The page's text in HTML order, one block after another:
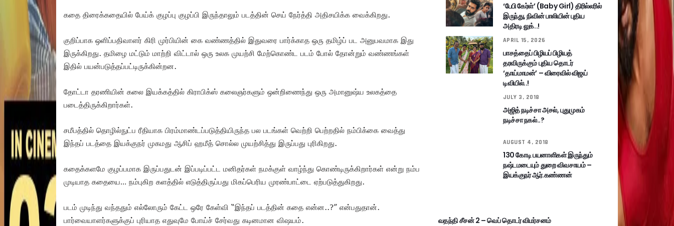
கதை திரைக்கதையில் பேய்க் குழப்பு குழப்பி இருந்தாலும் படத்தின் செய் நேர்த்தி அதிசயிக்க வைக்கிறது.
குறிப்பாக ஒளிப்பதிவாளர் கிரி முர்பியின் கை வண்ணத்தில் இதுவரை பார்க்காத ஒரு தமிழ்ப் பட அனுபவமாக இது
இருக்கிறது. தமிழை மட்டும் மாற்றி விட்டால் ஒரு உலக முயற்சி மேற்கொண்ட படம் போல் தோன்றும் வண்ணங்கள்
இதில் பயன்படுத்தப்பட்டிருக்கின்றன.
தோட்டா தரணியின் கலை இயக்கத்தில் கிராபிக்ஸ் கலைஞர்களும் ஒன்றிணைந்து ஒரு அமானுஷ்ய உலகத்தை
படைத்திருக்கிறார்கள்.
சமீபத்தில் தொழில்நுட்ப ரீதியாக பிரம்மாண்டப்படுத்தியிருந்த பல படங்கள் வெற்றி பெற்றதில் நம்பிக்கை வைத்து
இந்தப் படத்தை இயக்குநர் முகமது ஆசிப் ஹமீத் சொல்ல முயற்சித்து இருப்பது புரிகிறது.
கதைக்களமே குழப்பமாக இருப்பதுடன் இப்படிப்பட்ட மனிதர்கள் நமக்குள் வாழ்ந்து கொண்டிருக்கிறார்கள் என்று நம்ப
முடியாத கதையை… நம்புகிற களத்தில் எடுத்திருப்பது மிகப்பெரிய முரண்பாட்டை ஏற்படுத்துகிறது.
படம் முடிந்து வந்ததும் எல்லோரும் கேட்ட ஒரே கேள்வி “இந்தப் படத்தின் கதை என்ன..?” என்பதுதான்.
பார்வையாளர்களுக்குப் புரியாத எதுவுமே போய்ச் சேர்வது கடினமான விஷயம்.
‘பேபி கேர்ள்’ (Baby Girl) திரில்லரில்
இருந்து, நிவின் பாலியின் புதிய
அதிரடி லுக்..!
APRIL 15, 2026
பாசத்தைப் பிழியப் பிழியத்
தரவிருக்கும் புதிய தொடர்
‘தாய்மாமன்’ – விரைவில் விஜய்
டிவியில்..!
JULY 3, 2018
அஜித் நடிச்சா அசல், புதுமுகம்
நடிச்சா நகல்..?
AUGUST 4, 2018
130 கோடி பயனாளிகள் இருந்தும்
நஷ்டமடையும் துறை விவசாயம் –
இயக்குநர் ஆர்.கண்ணன்
வதந்தி சீசன் 2 – வெப் தொடர் விமர்சனம்